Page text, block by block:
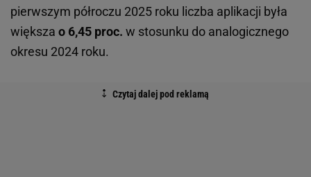
pierwszym półroczu 2025 roku liczba aplikacji była
większa o 6,45 proc. w stosunku do analogicznego
okresu 2024 roku.